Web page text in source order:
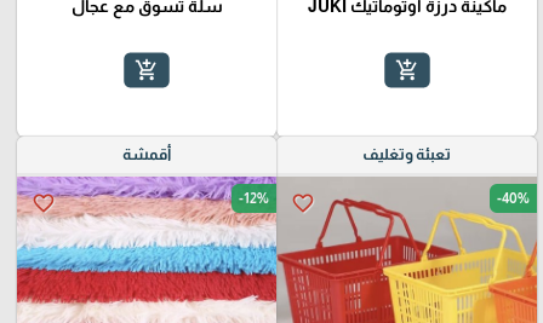
ماكينة درزة اوتوماتيك JUKI
add_shopping_cart
سلة تسوق مع عجال
add_shopping_cart
تعبئة وتغليف
favorite_border -40%
أقمشة
favorite_border -12%